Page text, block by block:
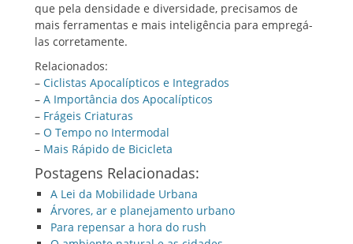
que pela densidade e diversidade, precisamos de
mais ferramentas e mais inteligência para empregá-
las corretamente.
Relacionados:
– Ciclistas Apocalípticos e Integrados
– A Importância dos Apocalípticos
– Frágeis Criaturas
– O Tempo no Intermodal
– Mais Rápido de Bicicleta
Postagens Relacionadas:
A Lei da Mobilidade Urbana
Árvores, ar e planejamento urbano
Para repensar a hora do rush